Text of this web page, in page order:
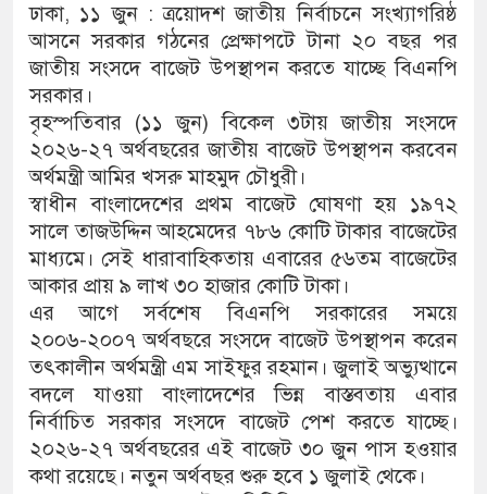
ঢাকা, ১১ জুন : ত্রয়োদশ জাতীয় নির্বাচনে সংখ্যাগরিষ্ঠ
আসনে সরকার গঠনের প্রেক্ষাপটে টানা ২০ বছর পর
জাতীয় সংসদে বাজেট উপস্থাপন করতে যাচ্ছে বিএনপি
সরকার।
বৃহস্পতিবার (১১ জুন) বিকেল ৩টায় জাতীয় সংসদে
২০২৬-২৭ অর্থবছরের জাতীয় বাজেট উপস্থাপন করবেন
অর্থমন্ত্রী আমির খসরু মাহমুদ চৌধুরী।
স্বাধীন বাংলাদেশের প্রথম বাজেট ঘোষণা হয় ১৯৭২
সালে তাজউদ্দিন আহমেদের ৭৮৬ কোটি টাকার বাজেটের
মাধ্যমে। সেই ধারাবাহিকতায় এবারের ৫৬তম বাজেটের
আকার প্রায় ৯ লাখ ৩০ হাজার কোটি টাকা।
এর আগে সর্বশেষ বিএনপি সরকারের সময়ে
২০০৬-২০০৭ অর্থবছরে সংসদে বাজেট উপস্থাপন করেন
তৎকালীন অর্থমন্ত্রী এম সাইফুর রহমান। জুলাই অভ্যুত্থানে
বদলে যাওয়া বাংলাদেশের ভিন্ন বাস্তবতায় এবার
নির্বাচিত সরকার সংসদে বাজেট পেশ করতে যাচ্ছে।
২০২৬-২৭ অর্থবছরের এই বাজেট ৩০ জুন পাস হওয়ার
কথা রয়েছে। নতুন অর্থবছর শুরু হবে ১ জুলাই থেকে।